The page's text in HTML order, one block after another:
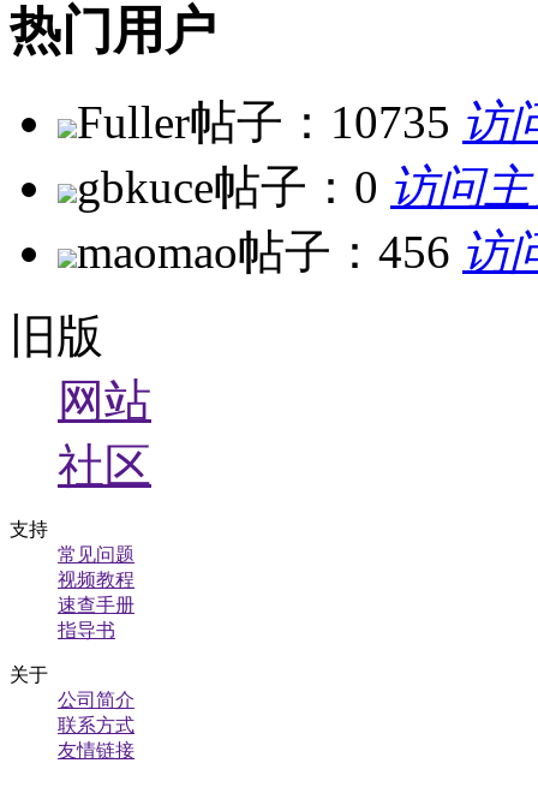
热门用户
Fuller帖子：10735 访
gbkuce帖子：0 访问
maomao帖子：456 访
旧版
网站
社区
支持
常见问题
视频教程
速查手册
指导书
关于
公司简介
联系方式
友情链接